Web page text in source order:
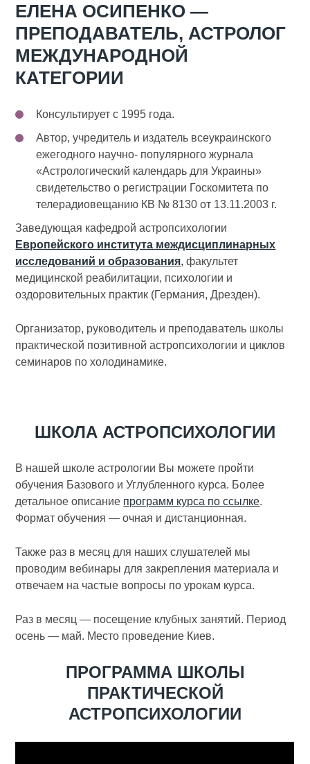
ЕЛЕНА ОСИПЕНКО —
ПРЕПОДАВАТЕЛЬ, АСТРОЛОГ
МЕЖДУНАРОДНОЙ
КАТЕГОРИИ
Консультирует с 1995 года.
Автор, учредитель и издатель всеукраинского
ежегодного научно- популярного журнала
«Астрологический календарь для Украины»
свидетельство о регистрации Госкомитета по
телерадиовещанию КВ № 8130 от 13.11.2003 г.
Заведующая кафедрой астропсихологии
Европейского института междисциплинарных
исследований и образования, факультет
медицинской реабилитации, психологии и
оздоровительных практик (Германия, Дрезден).
Организатор, руководитель и преподаватель школы
практической позитивной астропсихологии и циклов
семинаров по холодинамике.
ШКОЛА АСТРОПСИХОЛОГИИ
В нашей школе астрологии Вы можете пройти
обучения Базового и Углубленного курса. Более
детальное описание программ курса по ссылке.
Формат обучения — очная и дистанционная.
Также раз в месяц для наших слушателей мы
проводим вебинары для закрепления материала и
отвечаем на частые вопросы по урокам курса.
Раз в месяц — посещение клубных занятий. Период
осень — май. Место проведение Киев.
ПРОГРАММА ШКОЛЫ
ПРАКТИЧЕСКОЙ
АСТРОПСИХОЛОГИИ